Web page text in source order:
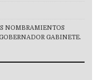
NOMBRAMIENTOS
GABINETE.